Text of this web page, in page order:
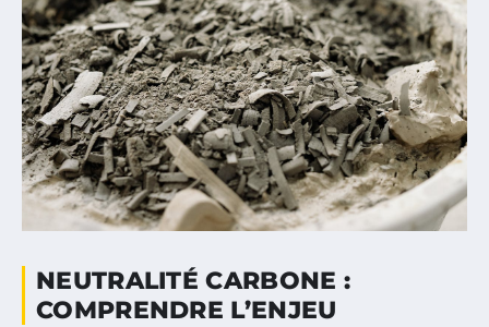
NEUTRALITÉ CARBONE :
COMPRENDRE L’ENJEU